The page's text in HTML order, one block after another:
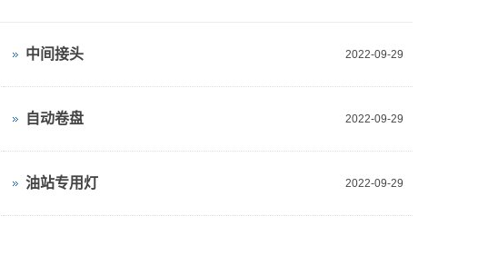
2022-09-29
中间接头
2022-09-29
自动卷盘
2022-09-29
油站专用灯